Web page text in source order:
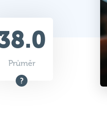
Průměr